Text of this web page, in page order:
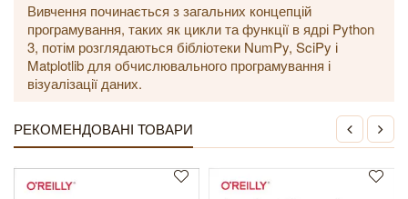
Вивчення починається з загальних концепцій
програмування, таких як цикли та функції в ядрі Python
3, потім розглядаються бібліотеки NumPy, SciPy і
Matplotlib для обчислювального програмування і
візуалізації даних.
РЕКОМЕНДОВАНІ ТОВАРИ